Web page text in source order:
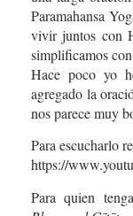
Paramahansa
vivir juntos con
simplificamos
Hace poco yo
agregado la
nos parece muy
Para escucharlo
https://
Para quien